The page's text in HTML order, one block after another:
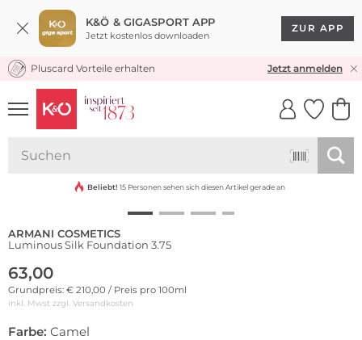
K&Ö & GIGASPORT APP
Jetzt kostenlos downloaden
ZUR APP
KOSTENLOSER VERSAND* & RÜCKVERSAND
Pluscard Vorteile erhalten Jetzt anmelden
UNSERE APP
CLICK &
Beliebt! 15 Personen sehen sich diesen Artikel gerade an
ARMANI COSMETICS
Luminous Silk Foundation 3.75
63,00
Grundpreis: € 210,00 / Preis pro 100ml
inkl. Mwst zzgl. Versandkosten
Farbe: Camel